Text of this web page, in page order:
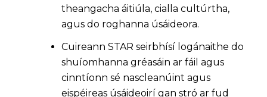
theangacha áitiúla, cialla cultúrtha,
agus do roghanna úsáideora.
Cuireann STAR seirbhísí logánaithe do
shuíomhanna gréasáin ar fáil agus
cinntíonn sé nascleanúint agus
eispéireas úsáideoirí gan stró ar fud